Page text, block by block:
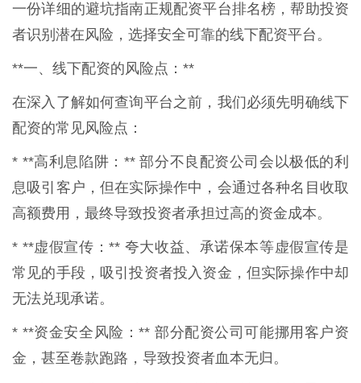
一份详细的避坑指南正规配资平台排名榜，帮助投资
者识别潜在风险，选择安全可靠的线下配资平台。
**一、线下配资的风险点：**
在深入了解如何查询平台之前，我们必须先明确线下
配资的常见风险点：
* **高利息陷阱：** 部分不良配资公司会以极低的利
息吸引客户，但在实际操作中，会通过各种名目收取
高额费用，最终导致投资者承担过高的资金成本。
* **虚假宣传：** 夸大收益、承诺保本等虚假宣传是
常见的手段，吸引投资者投入资金，但实际操作中却
无法兑现承诺。
* **资金安全风险：** 部分配资公司可能挪用客户资
金，甚至卷款跑路，导致投资者血本无归。